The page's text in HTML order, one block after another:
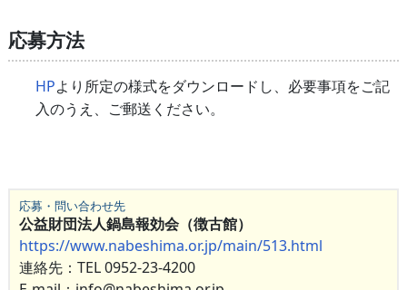
応募方法
HPより所定の様式をダウンロードし、必要事項をご記
入のうえ、ご郵送ください。
応募・問い合わせ先
公益財団法人鍋島報効会（徴古館）
https://www.nabeshima.or.jp/main/513.html
連絡先：TEL 0952-23-4200